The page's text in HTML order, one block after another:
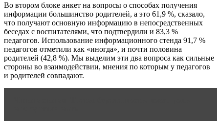
Во втором блоке анкет на вопросы о способах получения
информации большинство родителей, а это 61,9 %, сказало,
что получают основную информацию в непосредственных
беседах с воспитателями, что подтвердили и 83,3 %
педагогов. Использование информационного стенда 91,7 %
педагогов отметили как «иногда», и почти половина
родителей (42,8 %). Мы выделим эти два вопроса как сильные
стороны во взаимодействии, мнения по которым у педагогов
и родителей совпадают.